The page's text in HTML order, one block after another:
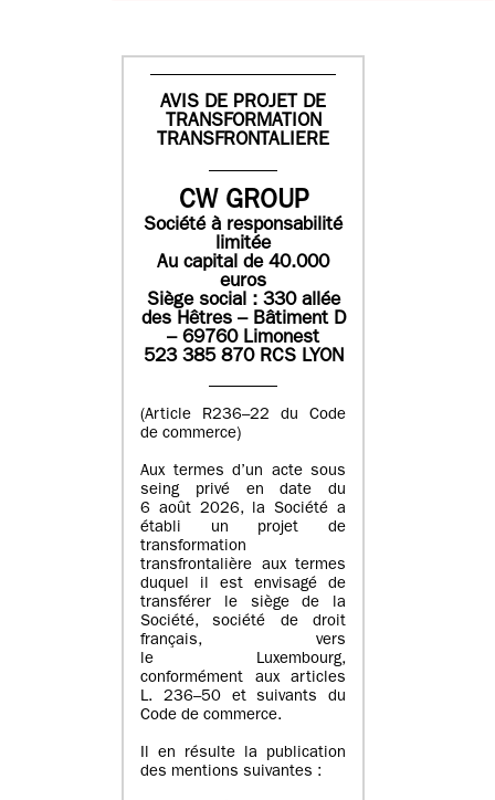
AVIS DE PROJET DE
TRANSFORMATION
TRANSFRONTALIERE
CW GROUP
Société à responsabilité
limitée
Au capital de 40.000
euros
Siège social : 330 allée
des Hêtres – Bâtiment D
– 69760 Limonest
523 385 870 RCS LYON
(Article R236–22 du Code
de commerce)
Aux termes d’un acte sous
seing privé en date du
6 août 2026, la Société a
établi un projet de
transformation
transfrontalière aux termes
duquel il est envisagé de
transférer le siège de la
Société, société de droit
français, vers
le Luxembourg,
conformément aux articles
L. 236–50 et suivants du
Code de commerce.
Il en résulte la publication
des mentions suivantes :